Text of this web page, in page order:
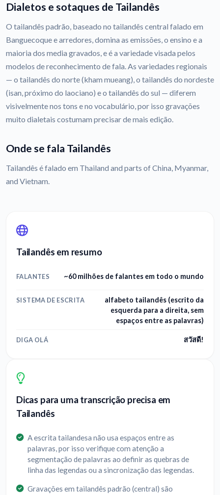
Dialetos e sotaques de Tailandês
O tailandês padrão, baseado no tailandês central falado em
Banguecoque e arredores, domina as emissões, o ensino e a
maioria dos media gravados, e é a variedade visada pelos
modelos de reconhecimento de fala. As variedades regionais
— o tailandês do norte (kham mueang), o tailandês do nordeste
(isan, próximo do laociano) e o tailandês do sul — diferem
visivelmente nos tons e no vocabulário, por isso gravações
muito dialetais costumam precisar de mais edição.
Onde se fala Tailandês
Tailandês é falado em Thailand and parts of China, Myanmar,
and Vietnam.
Tailandês em resumo
FALANTES ~60 milhões de falantes em todo o mundo
SISTEMA DE ESCRITA
alfabeto tailandês (escrito da
esquerda para a direita, sem
espaços entre as palavras)
DIGA OLÁ สวัสดี!
Dicas para uma transcrição precisa em
Tailandês
A escrita tailandesa não usa espaços entre as
palavras, por isso verifique com atenção a
segmentação de palavras ao definir as quebras de
linha das legendas ou a sincronização das legendas.
Gravações em tailandês padrão (central) são